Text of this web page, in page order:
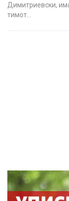
Димитриевски,
тимот…